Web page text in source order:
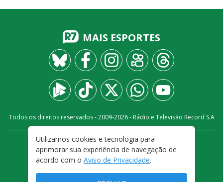
MAIS ESPORTES
Todos os direitos reservados - 2009-2026- Rádio e Televisão Record S.A
FALE CONOSCO
PRIVACIDADE
TERMOS E CONDIÇÕES DE USO
Utilizamos cookies e tecnologia para
aprimorar sua experiência de navegação de
acordo com o Aviso de Privacidade.